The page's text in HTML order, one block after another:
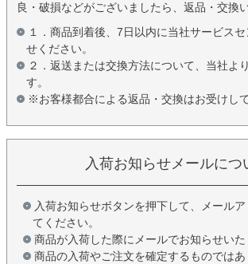
良・破損などがございましたら、返品・交換
１．商品到着後、7日以内に当社サービス
せください。
２．返送または交換方法について、当社よ
す。
※お客様都合による返品・交換はお受けし
入荷お知らせメールにつ
入荷お知らせボタンを押下して、メール
てください。
商品が入荷した際にメールでお知らせいた
商品の入荷やご注文を確定するものではあ